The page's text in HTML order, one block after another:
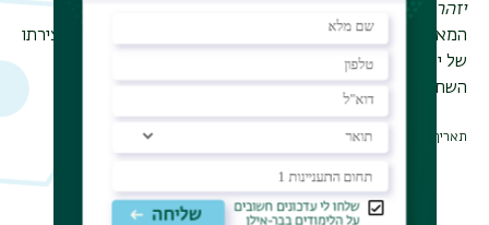
יזהר
המאוחרת של יזהר. מאמריה עסקו בין היתר במושג העדות ביצירתו
של יזהר, בקריאה מחודשת של
השתיקה בספרות העברית החדשה.
תאריך עדכון אחרון : 29/06/2026